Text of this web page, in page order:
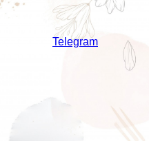
Telegram